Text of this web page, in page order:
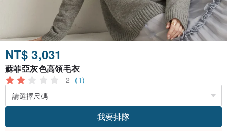
NT$ 3,031
蘇菲亞灰色高領毛衣
2 (1)
我要排隊